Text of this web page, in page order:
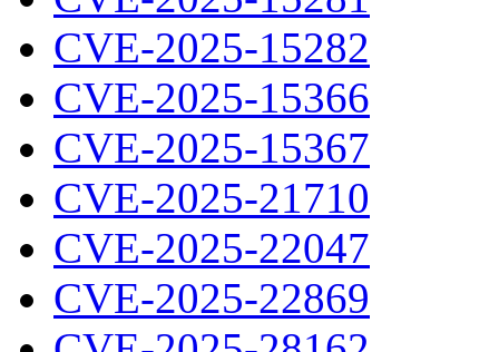
CVE-2025-15282
CVE-2025-15366
CVE-2025-15367
CVE-2025-21710
CVE-2025-22047
CVE-2025-22869